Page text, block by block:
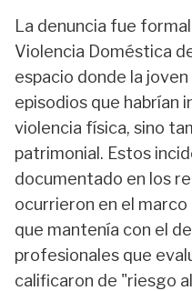
La denuncia fue
Violencia Doméstica
espacio donde la
episodios que habrían
violencia física, sino
patrimonial. Estos
documentado en los
ocurrieron en el
que mantenía con el
profesionales que
calificaron de "riesgo